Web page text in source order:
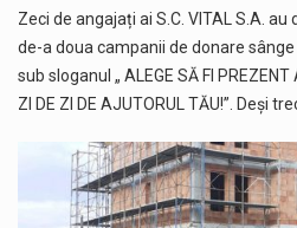
Zeci de angajați ai S.C. VITAL S.A.
de-a doua campanii de donare
sub sloganul „ ALEGE SĂ FI PREZENT
ZI DE ZI DE AJUTORUL TĂU!”. Deși